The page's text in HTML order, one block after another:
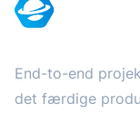
End-to-end
det færdige